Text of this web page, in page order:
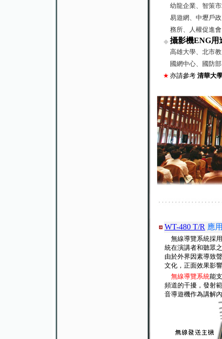
幼龍企業、智策
易遊網、中壢戶
務所、人權促進
◆ 攝影機ENG用
高雄大學、北市
國網中心、國防
★ 亦請參考 清華大
WT-480 T/R 應
無線導覽系統採
統在演講者和聽眾
由於外界因素導致
文化，正面效果影
無線導覽系統能
頻道的干擾，發射
音導遊機作為講解